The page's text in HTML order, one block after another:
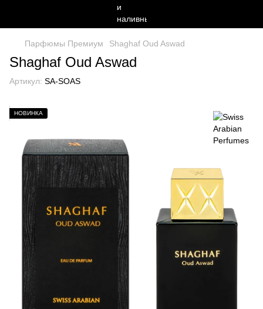
Парфюмы Премиум Shaghaf Oud Aswad
Shaghaf Oud Aswad
Артикул: SA-SOAS
НОВИНКА